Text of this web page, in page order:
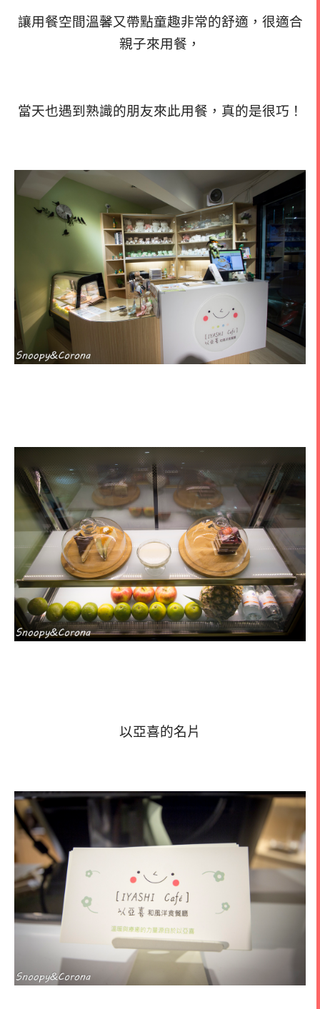
讓用餐空間溫馨又帶點童趣非常的舒適，很適合
親子來用餐，
當天也遇到熟識的朋友來此用餐， 真的是很巧！
以亞喜的名片